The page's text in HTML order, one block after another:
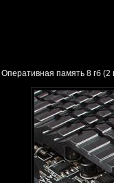
Оперативная память 8 гб